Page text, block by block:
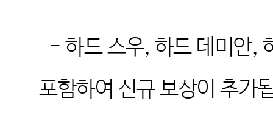
-하드 스우, 하드 데미안,
포함하여 신규 보상이 추가